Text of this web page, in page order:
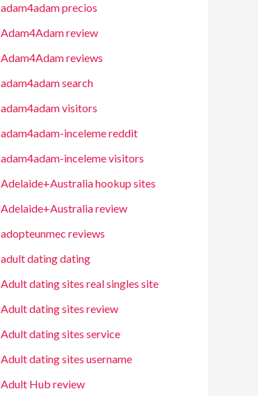
adam4adam precios
Adam4Adam review
Adam4Adam reviews
adam4adam search
adam4adam visitors
adam4adam-inceleme reddit
adam4adam-inceleme visitors
Adelaide+Australia hookup sites
Adelaide+Australia review
adopteunmec reviews
adult dating dating
Adult dating sites real singles site
Adult dating sites review
Adult dating sites service
Adult dating sites username
Adult Hub review